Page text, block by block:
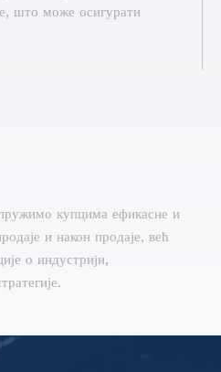
што може осигурати
купцима ефикасне и
и након продаје, већ
о индустрији,